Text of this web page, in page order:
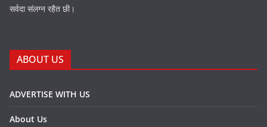
सर्वदा संलग्न रहैत छी।
ABOUT US
ADVERTISE WITH US
About Us